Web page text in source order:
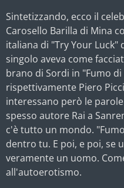
Sintetizzando, ecco il
Carosello Barilla di Mina
italiana di "Try Your Luck"
singolo aveva come
brano di Sordi in "Fumo
rispettivamente Piero
interessano però le
spesso autore Rai a
c'è tutto un mondo.
dentro tu. E poi, e poi, se
veramente un uomo.
all'autoerotismo.